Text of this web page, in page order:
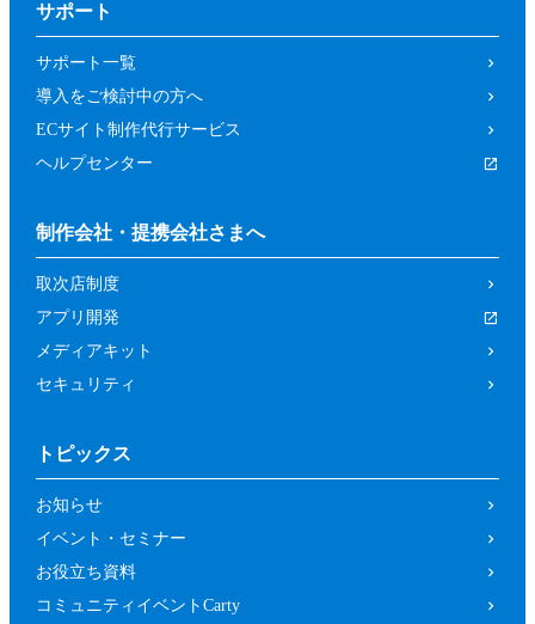
サポート
サポート一覧
導入をご検討中の方へ
ECサイト制作代行サービス
ヘルプセンター
制作会社・提携会社さまへ
取次店制度
アプリ開発
メディアキット
セキュリティ
トピックス
お知らせ
イベント・セミナー
お役立ち資料
コミュニティイベントCarty